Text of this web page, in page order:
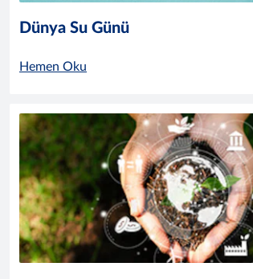
Dünya Su Günü
Hemen Oku